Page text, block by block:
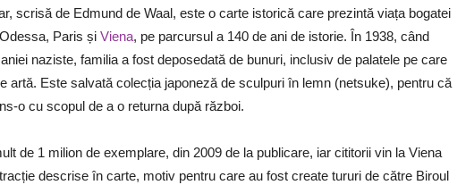
scrisă de Edmund de Waal, este o carte istorică care prezintă viața bogatei
Paris și Viena, pe parcursul a 140 de ani de istorie. În 1938, când
naziste, familia a fost deposedată de bunuri, inclusiv de palatele pe care
artă. Este salvată colecția japoneză de sculpuri în lemn (netsuke), pentru că
o cu scopul de a o returna după război.
de 1 milion de exemplare, din 2009 de la publicare, iar cititorii vin la Viena
descrise în carte, motiv pentru care au fost create tururi de către Biroul